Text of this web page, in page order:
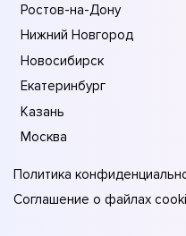
Ростов-на-Дону
Нижний Новгород
Новосибирск
Екатеринбург
Казань
Москва
Политика
Соглашение о файлах